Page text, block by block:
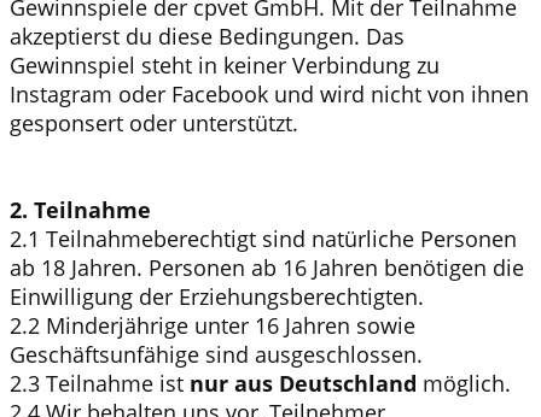
Gewinnspiele der cpvet GmbH. Mit der Teilnahme
akzeptierst du diese Bedingungen. Das
Gewinnspiel steht in keiner Verbindung zu
Instagram oder Facebook und wird nicht von ihnen
gesponsert oder unterstützt.
2. Teilnahme
2.1 Teilnahmeberechtigt sind natürliche Personen
ab 18 Jahren. Personen ab 16 Jahren benötigen die
Einwilligung der Erziehungsberechtigten.
2.2 Minderjährige unter 16 Jahren sowie
Geschäftsunfähige sind ausgeschlossen.
2.3 Teilnahme ist nur aus Deutschland möglich.